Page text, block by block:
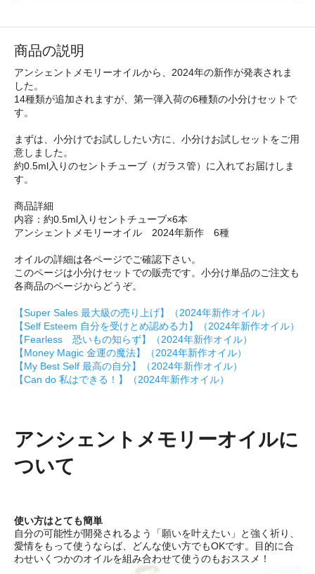
商品の説明
アンシェントメモリーオイルから、2024年の新作が発表されま
した。
14種類が追加されますが、第一弾入荷の6種類の小分けセットで
す。
まずは、小分けでお試ししたい方に、小分けお試しセットをご用
意しました。
約0.5ml入りのセントチューブ（ガラス管）に入れてお届けしま
す。
商品詳細
内容：約0.5ml入りセントチューブ×6本
アンシェントメモリーオイル 2024年新作 6種
オイルの詳細は各ページでご確認下さい。
このページは小分けセットでの販売です。小分け単品のご注文も
各商品のページからどうぞ。
【Super Sales 最大級の売り上げ】（2024年新作オイル）
【Self Esteem 自分を受けとめ認める力】（2024年新作オイル）
【Fearless 恐いもの知らず】（2024年新作オイル）
【Money Magic 金運の魔法】（2024年新作オイル）
【My Best Self 最高の自分】（2024年新作オイル）
【Can do 私はできる！】（2024年新作オイル）
アンシェントメモリーオイルに
ついて
使い方はとても簡単
自分の可能性が開発されるよう「願いを叶えたい」と強く祈り、
愛情をもって使うならば、どんな使い方でもOKです。目的に合
わせいくつかのオイルを組み合わせて使うのもおススメ！